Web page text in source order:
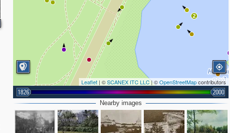
2
Leaflet | ©SCANEX ITC LLC| ©OpenStreetMapcontributors
1826 2000
Nearby images